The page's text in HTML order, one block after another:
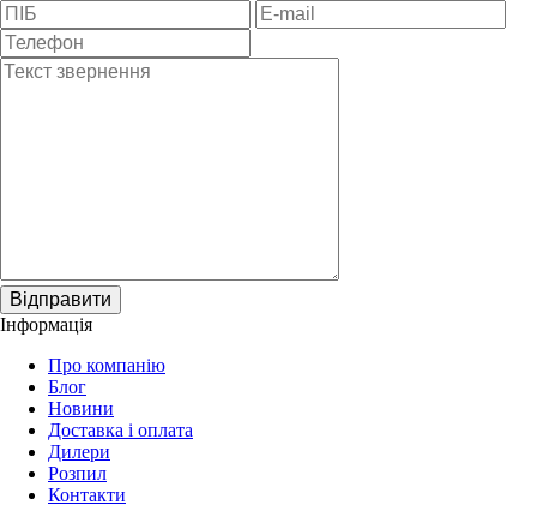
Відправити
Інформація
Про компанію
Блог
Новини
Доставка і оплата
Дилери
Розпил
Контакти